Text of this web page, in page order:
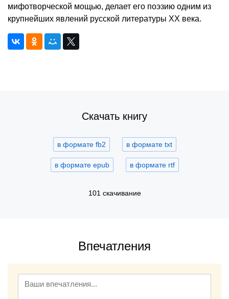
мифотворческой мощью, делает его поэзию одним из
крупнейших явлений русской литературы XX века.
Скачать книгу
в формате fb2 в формате txt
в формате epub в формате rtf
101 скачивание
Впечатления